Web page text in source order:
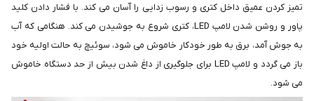
تمیز کردن عمیق داخل کتری و رسوب زدایی را آسان می کند. با فشار دادن کلید
پاور و روشن شدن لامپ LED، کتری شروع به جوشیدن می کند. هنگامی که آب
به جوش آمد، برق به طور خودکار خاموش می شود، سوئیچ به حالت اولیه خود
باز می گردد و لامپ LED برای جلوگیری از داغ شدن بیش از حد دستگاه خاموش
می شود.